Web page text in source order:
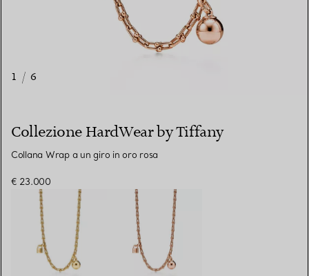
1 / 6
Collezione HardWear by Tiffany
Collana Wrap a un giro in oro rosa
€ 23.000